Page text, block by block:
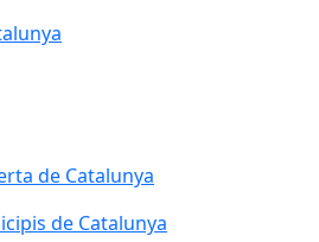
de Catalunya
de Catalunya
de Catalunya
de Catalunya